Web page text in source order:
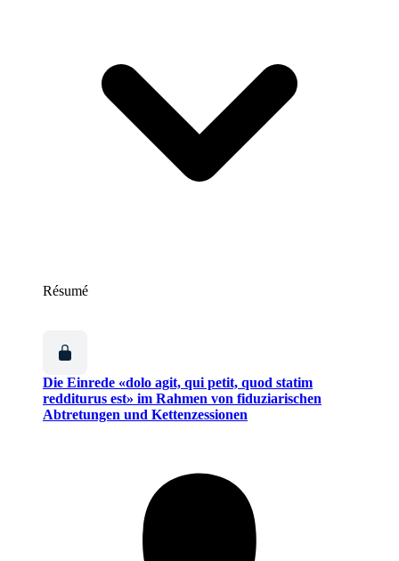
Résumé
Die Einrede «dolo agit, qui petit, quod statim
redditurus est» im Rahmen von fiduziarischen
Abtretungen und Kettenzessionen